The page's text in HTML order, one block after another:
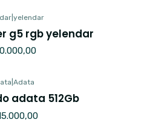
| yelendar
g5 rgb yelendar
|Adata
adata 512Gb